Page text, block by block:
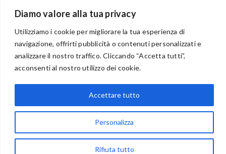
Diamo valore alla tua privacy
Utilizziamo i cookie per migliorare la tua esperienza di
navigazione, offrirti pubblicità o contenuti personalizzati e
analizzare il nostro traffico. Cliccando “Accetta tutti”,
acconsenti al nostro utilizzo dei cookie.
Personalizza
Rifiuta tutto
Accettare tutto
BENVENUTI NEL PORTALE RIVENDITORI
via Acqua delle Noci 12
83024 Monteforte Irpino (AV)
WhatsApp